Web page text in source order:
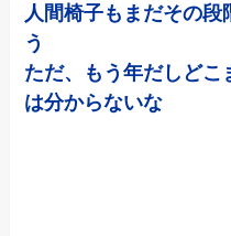
人間椅子もまだその
う
ただ、もう年だしど
は分からないな